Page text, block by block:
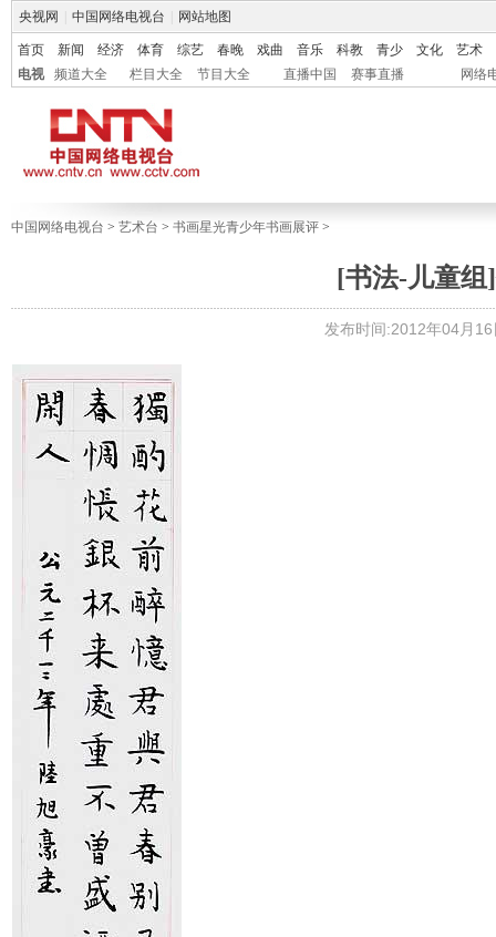
央视网 中国网络电视台 网站地图
首页 新闻 经济 体育 综艺 春晚 戏曲 音乐 科教 青少 文化
艺术
电视
频道大全 栏目大全 节目大全 直播中国 赛事直播 网络
中国网络电视台 > 艺术台 > 书画星光青少年书画展评 >
[书法-儿童组
发布时间:2012年04月